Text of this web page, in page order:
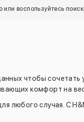
или воспользуйтесь
чтобы
комфорт на
любого случая. С